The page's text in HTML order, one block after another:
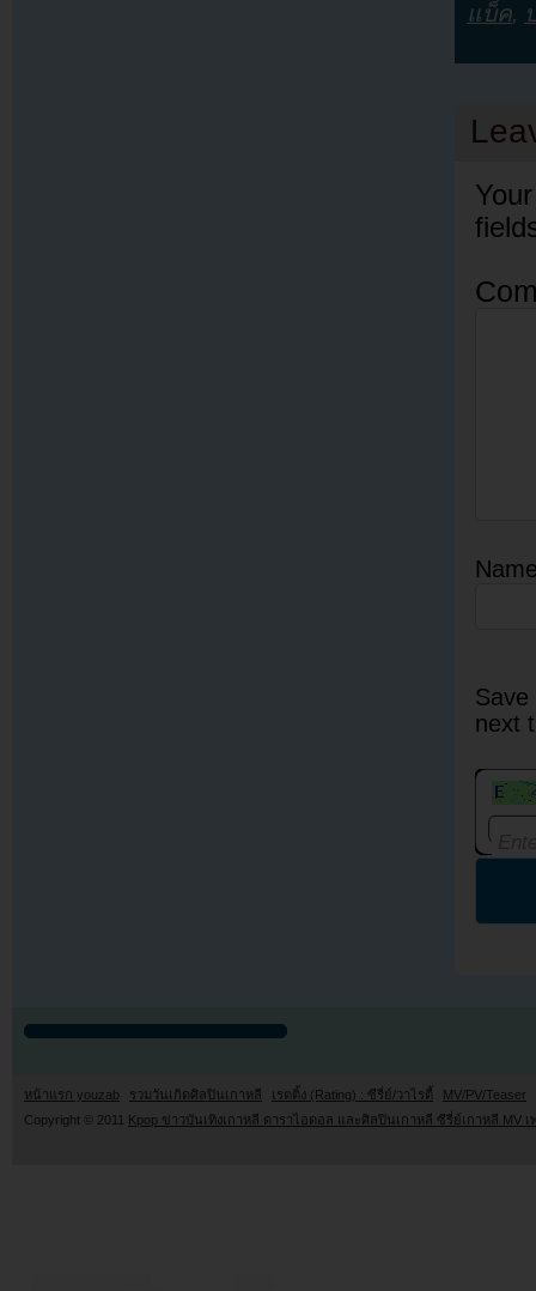
แบ็ค,
next
หน้าแรก youzab รวมวันเกิดศิลปินเกาหลี เรตติ้ง (Rating) : ซีรี่ย์/วาไรตี้
MV/PV/Teaser
Copyright © 2011 Kpop ข่าวบันเทิงเกาหลี ดาราไอดอล และศิลปินเกาหลี ซีรี่ย์เกาหลี MV